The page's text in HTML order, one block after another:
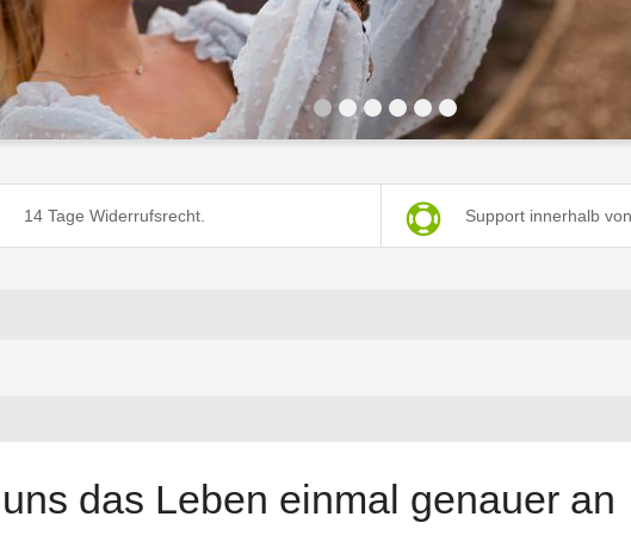
14 Tage Widerrufsrecht. Support innerhalb
das Leben einmal genauer an